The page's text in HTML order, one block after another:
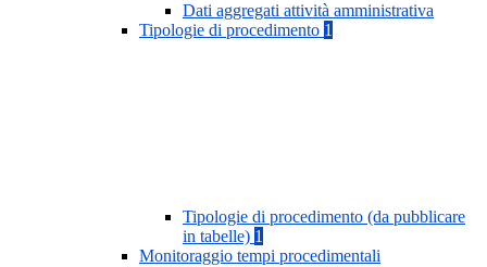
Dati aggregati attività amministrativa
Tipologie di procedimento 1
Tipologie di procedimento (da pubblicare
in tabelle) 1
Monitoraggio tempi procedimentali